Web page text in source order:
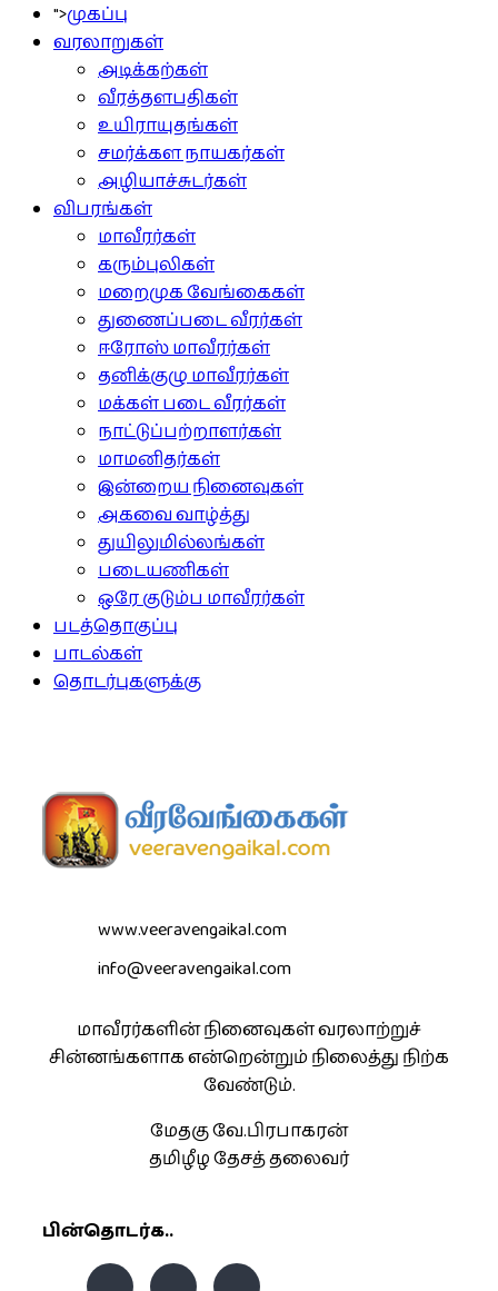
">முகப்பு
வரலாறுகள்
அடிக்கற்கள்
வீரத்தளபதிகள்
உயிராயுதங்கள்
சமர்க்கள நாயகர்கள்
அழியாச்சுடர்கள்
விபரங்கள்
மாவீரர்கள்
கரும்புலிகள்
மறைமுக வேங்கைகள்
துணைப்படை வீரர்கள்
ஈரோஸ் மாவீரர்கள்
தனிக்குழு மாவீரர்கள்
மக்கள் படை வீரர்கள்
நாட்டுப்பற்றாளர்கள்
மாமனிதர்கள்
இன்றைய நினைவுகள்
அகவை வாழ்த்து
துயிலுமில்லங்கள்
படையணிகள்
ஒரே குடும்ப மாவீரர்கள்
படத்தொகுப்பு
பாடல்கள்
தொடர்புகளுக்கு
www.veeravengaikal.com
info@veeravengaikal.com
மாவீரர்களின் நினைவுகள் வரலாற்றுச்
சின்னங்களாக என்றென்றும் நிலைத்து நிற்க
வேண்டும்.
மேதகு வே.பிரபாகரன்
தமிழீழ தேசத் தலைவர்
பின்தொடர்க..